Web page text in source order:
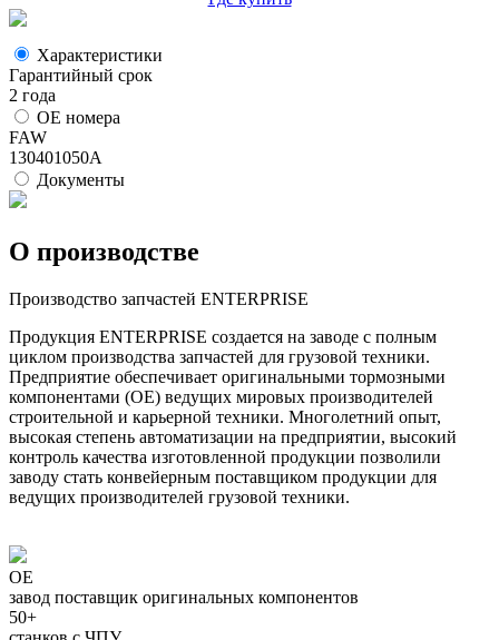
Характеристики
Гарантийный срок
2 года
ОЕ номера
FAW
130401050A
Документы
О производстве
Производство запчастей ENTERPRISE
Продукция ENTERPRISE создается на заводе с полным
циклом производства запчастей для грузовой техники.
Предприятие обеспечивает оригинальными тормозными
компонентами (ОЕ) ведущих мировых производителей
строительной и карьерной техники. Многолетний опыт,
высокая степень автоматизации на предприятии, высокий
контроль качества изготовленной продукции позволили
заводу стать конвейерным поставщиком продукции для
ведущих производителей грузовой техники.
ОЕ
завод поставщик оригинальных компонентов
50+